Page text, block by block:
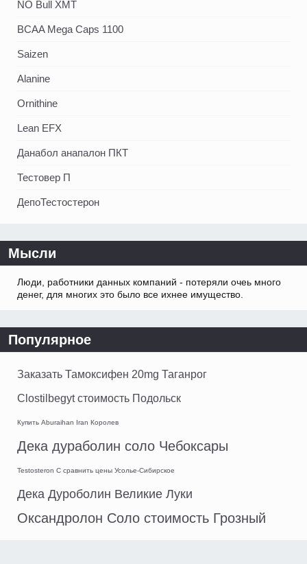
NO Bull XMT
BCAA Mega Caps 1100
Saizen
Alanine
Ornithine
Lean EFX
Данабол анапалон ПКТ
Тестовер П
ДепоТестостерон
Мысли
Люди, работники данных компаний - потеряли очеь много
денег, для многих это было все ихнее имущество.
Популярное
Заказать Тамоксифен 20mg Таганрог
Clostilbegyt стоимость Подольск
Купить Aburaihan Iran Королев
Дека дураболин соло Чебоксары
Testosteron C сравнить цены Усолье-Сибирское
Дека Дуроболин Великие Луки
Оксандролон Соло стоимость Грозный